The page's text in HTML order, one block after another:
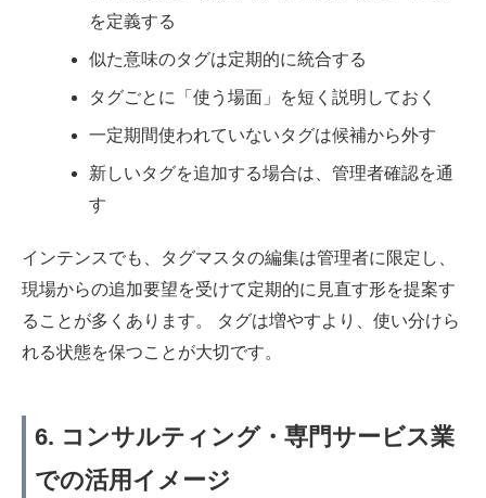
を定義する
似た意味のタグは定期的に統合する
タグごとに「使う場面」を短く説明しておく
一定期間使われていないタグは候補から外す
新しいタグを追加する場合は、管理者確認を通
す
インテンスでも、タグマスタの編集は管理者に限定し、
現場からの追加要望を受けて定期的に見直す形を提案す
ることが多くあります。 タグは増やすより、使い分けら
れる状態を保つことが大切です。
6. コンサルティング・専門サービス業
での活用イメージ